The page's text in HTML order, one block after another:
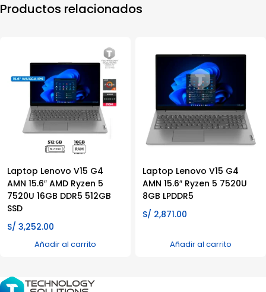
Productos relacionados
Laptop Lenovo V15 G4
AMN 15.6″ AMD Ryzen 5
7520U 16GB DDR5 512GB
SSD
S/ 3,252.00
Añadir al carrito
Laptop Lenovo V15 G4
AMN 15.6″ Ryzen 5 7520U
8GB LPDDR5
S/ 2,871.00
Añadir al carrito